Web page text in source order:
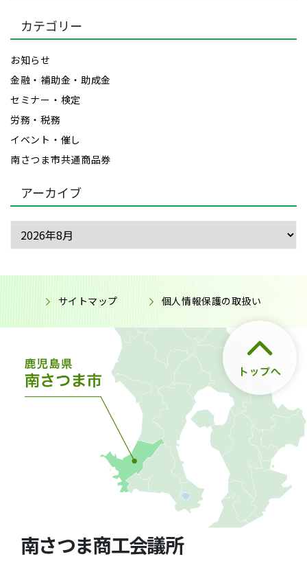
カテゴリー
お知らせ
金融・補助金・助成金
セミナー・検定
労務・税務
イベント・催し
南さつま市共通商品券
アーカイブ
サイトマップ 個人情報保護の取扱い
南さつま商工会議所